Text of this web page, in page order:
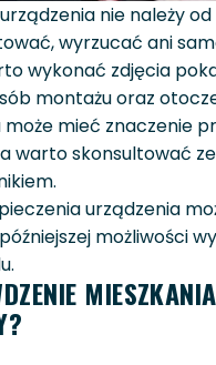
nie należy
wyrzucać ani
wykonać zdjęcia
montażu oraz
może mieć znaczenie
warto skonsultować
urządzenia
możliwości
MIESZKANIA